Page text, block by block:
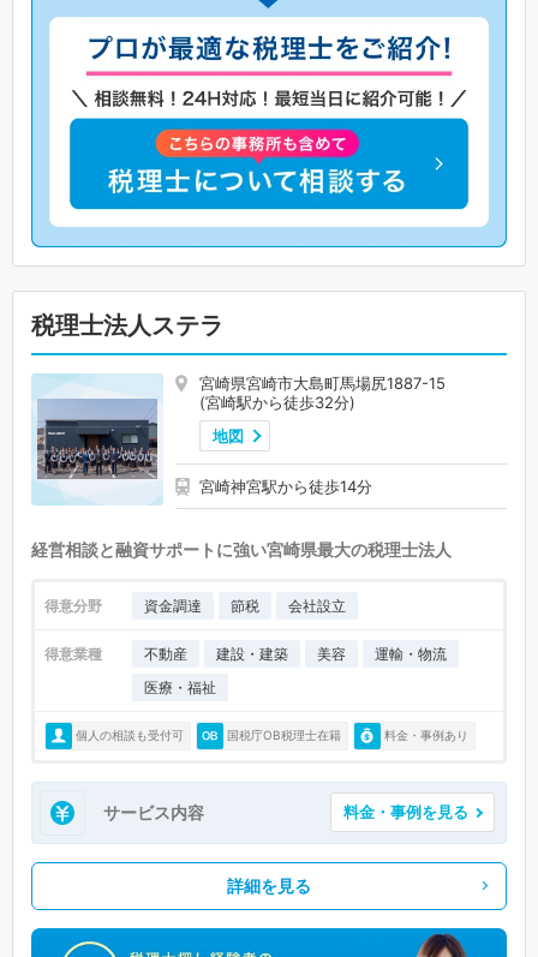
税理士法人ステラ
宮崎県宮崎市大島町馬場尻1887-15
(宮崎駅から徒歩32分)
地図
宮崎神宮駅から徒歩14分
経営相談と融資サポートに強い宮崎県最大の税理士法人
得意分野 資金調達 節税 会社設立
得意業種 不動産 建設・建築 美容
運輸・物流
医療・福祉
個人の相談も受付可 国税庁OB税理士在籍 料金・事例あり
サービス内容 料金・事例を見る
詳細を見る